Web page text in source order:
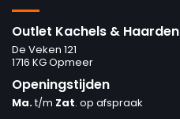
Outlet Kachels & Haarden
De Veken 121
1716 KG Opmeer
Openingstijden
Ma.t/m Zat. op afspraak